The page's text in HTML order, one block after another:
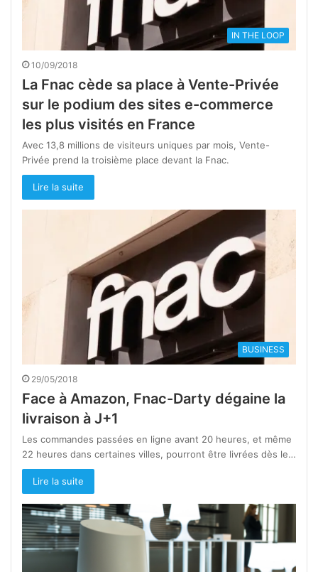
IN THE LOOP
10/09/2018
La Fnac cède sa place à Vente-Privée
sur le podium des sites e-commerce
les plus visités en France
Avec 13,8 millions de visiteurs uniques par mois, Vente-
Privée prend la troisième place devant la Fnac.
Lire la suite
BUSINESS
29/05/2018
Face à Amazon, Fnac-Darty dégaine la
livraison à J+1
Les commandes passées en ligne avant 20 heures, et même
22 heures dans certaines villes, pourront être livrées dès le…
Lire la suite